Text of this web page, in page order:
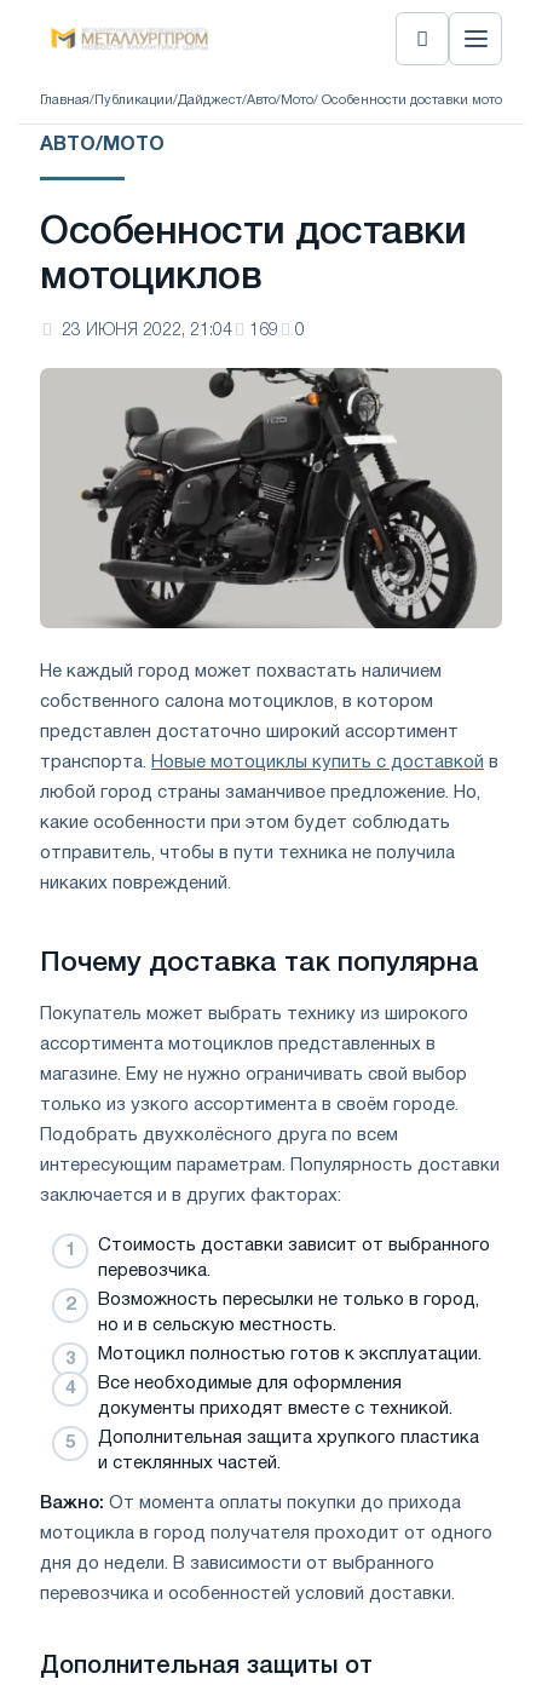
Главная/ Публикации/Дайджест/Авто/Мото/ Особенности доставки
АВТО/МОТО
Особенности доставки
мотоциклов
23 ИЮНЯ 2022, 21:04 169 0
Не каждый город может похвастать наличием
собственного салона мотоциклов, в котором
представлен достаточно широкий ассортимент
транспорта.
Новые мотоциклы купить с доставкой в
любой город страны заманчивое предложение. Но,
какие особенности при этом будет соблюдать
отправитель, чтобы в пути техника не получила
никаких повреждений.
Почему доставка так популярна
Покупатель может выбрать технику из широкого
ассортимента мотоциклов представленных в
магазине. Ему не нужно ограничивать свой выбор
только из узкого ассортимента в своём городе.
Подобрать двухколёсного друга по всем
интересующим параметрам. Популярность доставки
заключается и в других факторах:
Стоимость доставки зависит от выбранного
перевозчика.
Возможность пересылки не только в город,
но и в сельскую местность.
Мотоцикл полностью готов к эксплуатации.
Все необходимые для оформления
документы приходят вместе с техникой.
Дополнительная защита хрупкого пластика
и стеклянных частей.
Важно: От момента оплаты покупки до прихода
мотоцикла в город получателя проходит от одного
дня до недели. В зависимости от выбранного
перевозчика и особенностей условий доставки.
Дополнительная защиты от